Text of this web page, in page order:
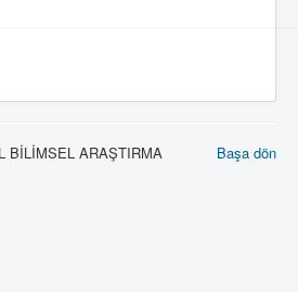
Başa dön
BİLİMSEL ARAŞTIRMA